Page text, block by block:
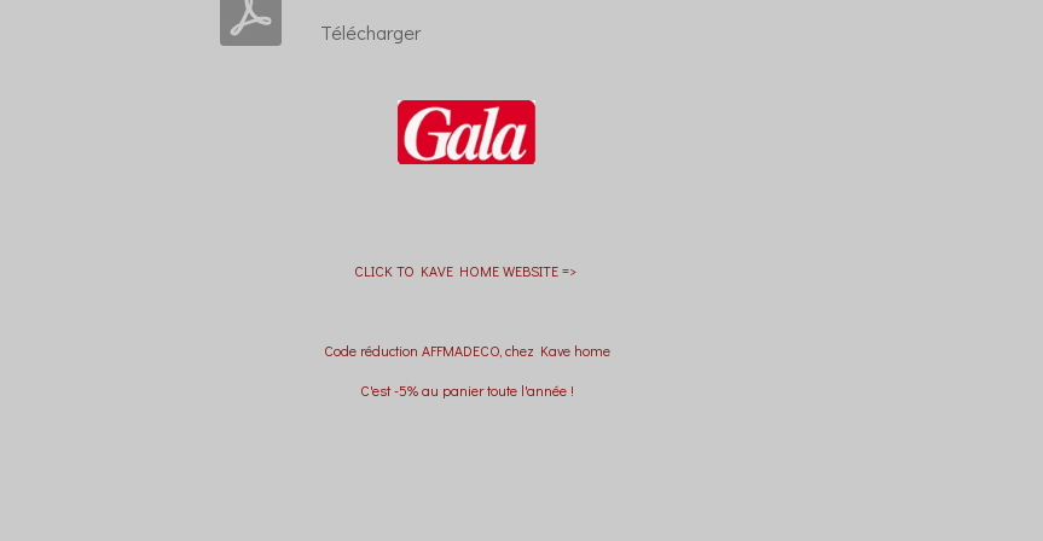
Télécharger
CLICK TO KAVE HOME WEBSITE =>
Code réduction AFFMADECO, chez Kave home
C'est -5% au panier toute l'année !